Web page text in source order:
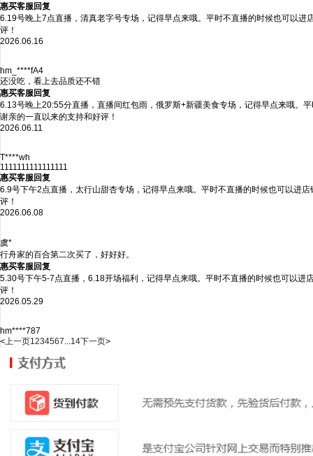
惠买客服回复
6.19号晚上7点直播，清真老字号专场，记得早点来哦。平时不直播的时候也可以
评！
2026.06.16
hm_****fA4
还没吃，看上去品质还不错
惠买客服回复
6.13号晚上20:55分直播，直播间红包雨，俄罗斯+新疆美食专场，记得早点来哦。
谢亲的一直以来的支持和好评！
2026.06.11
T****wh
1111111111111111
惠买客服回复
6.9号下午2点直播，太行山甜杏专场，记得早点来哦。平时不直播的时候也可以进
评！
2026.06.08
虞*
行舟家的百合第二次买了，好好好。
惠买客服回复
5.30号下午5-7点直播，6.18开场福利，记得早点来哦。平时不直播的时候也可以进
评！
2026.05.29
hm****787
< 上一页1 234567 14下一页>